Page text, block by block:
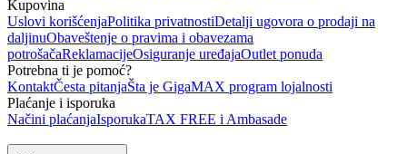
Kupovina
Uslovi korišćenjaPolitika privatnostiDetalji ugovora o prodaji na
daljinuObaveštenje o pravima i obavezama
potrošačaReklamacijeOsiguranje uređajaOutlet ponuda
Potrebna ti je pomoć?
KontaktČesta pitanjaŠta je GigaMAX program lojalnosti
Plaćanje i isporuka
Načini plaćanjaIsporukaTAX FREE i Ambasade